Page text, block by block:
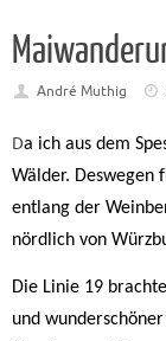
André Muthig
Da ich aus dem
Wälder.
entlang der
nördlich von
Die Linie 19
und